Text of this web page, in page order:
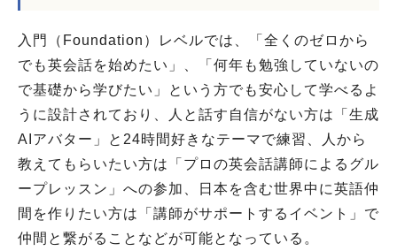
入門（Foundation）レベルでは、「全くのゼロから
でも英会話を始めたい」、「何年も勉強していないの
で基礎から学びたい」という方でも安心して学べるよ
うに設計されており、人と話す自信がない方は「生成
AIアバター」と24時間好きなテーマで練習、人から
教えてもらいたい方は「プロの英会話講師によるグル
ープレッスン」への参加、日本を含む世界中に英語仲
間を作りたい方は「講師がサポートするイベント」で
仲間と繋がることなどが可能となっている。